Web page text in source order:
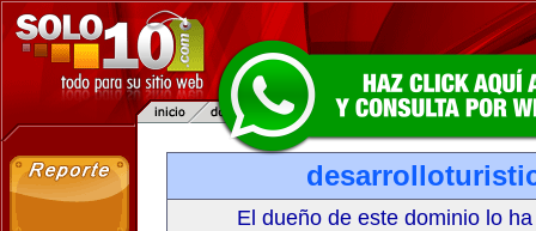
El dueño de este dominio lo